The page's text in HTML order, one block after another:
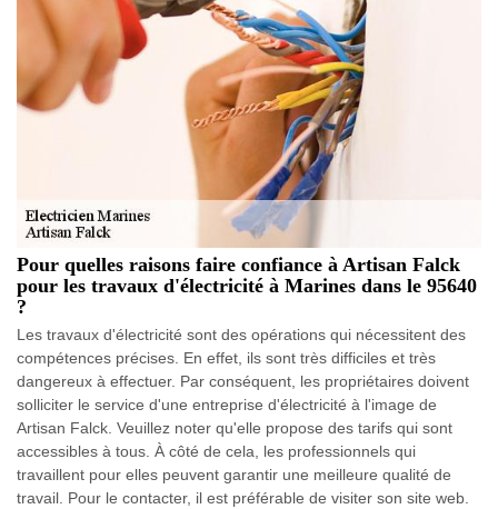
Pour quelles raisons faire confiance à Artisan Falck
pour les travaux d'électricité à Marines dans le 95640
?
Les travaux d'électricité sont des opérations qui nécessitent des
compétences précises. En effet, ils sont très difficiles et très
dangereux à effectuer. Par conséquent, les propriétaires doivent
solliciter le service d'une entreprise d'électricité à l'image de
Artisan Falck. Veuillez noter qu'elle propose des tarifs qui sont
accessibles à tous. À côté de cela, les professionnels qui
travaillent pour elles peuvent garantir une meilleure qualité de
travail. Pour le contacter, il est préférable de visiter son site web.